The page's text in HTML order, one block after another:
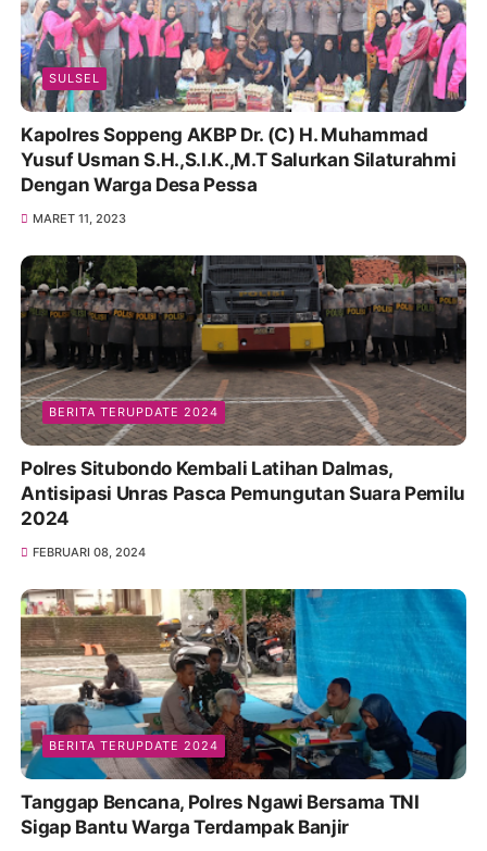
SULSEL
Kapolres Soppeng AKBP Dr. (C) H. Muhammad
Yusuf Usman S.H.,S.I.K.,M.T Salurkan Silaturahmi
Dengan Warga Desa Pessa
MARET 11, 2023
BERITA TERUPDATE 2024
Polres Situbondo Kembali Latihan Dalmas,
Antisipasi Unras Pasca Pemungutan Suara Pemilu
2024
FEBRUARI 08, 2024
BERITA TERUPDATE 2024
Tanggap Bencana, Polres Ngawi Bersama TNI
Sigap Bantu Warga Terdampak Banjir